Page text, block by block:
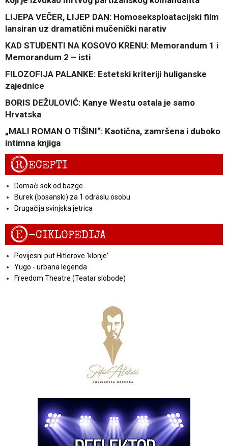
LIJEPA VEČER, LIJEP DAN: Homoseksploatacijski film
lansiran uz dramatični mučenički narativ
KAD STUDENTI NA KOSOVO KRENU: Memorandum 1 i
Memorandum 2 – isti
FILOZOFIJA PALANKE: Estetski kriteriji huliganske
zajednice
BORIS DEŽULOVIĆ: Kanye Westu ostala je samo
Hrvatska
„MALI ROMAN O TIŠINI“: Kaotična, zamršena i duboko
intimna knjiga
RECEPTI
Domaći sok od bazge
Burek (bosanski) za 1 odraslu osobu
Drugačija svinjska jetrica
E-CIKLOPEDIJA
Povijesni put Hitlerove 'klonje'
Yugo - urbana legenda
Freedom Theatre (Teatar slobode)